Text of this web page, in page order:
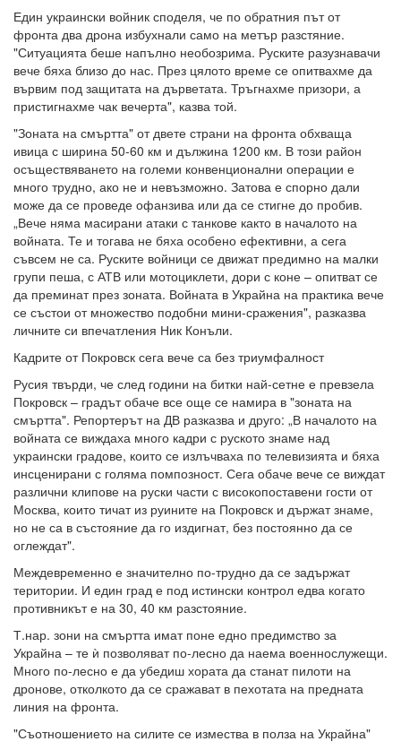
Един украински войник споделя, че по обратния път от
фронта два дрона избухнали само на метър разстяние.
"Ситуацията беше напълно необозрима. Руските разузнавачи
вече бяха близо до нас. През цялото време се опитвахме да
вървим под защитата на дърветата. Тръгнахме призори, а
пристигнахме чак вечерта", казва той.
"Зоната на смъртта" от двете страни на фронта обхваща
ивица с ширина 50-60 км и дължина 1200 км. В този район
осъществяването на големи конвенционални операции е
много трудно, ако не и невъзможно. Затова е спорно дали
може да се проведе офанзива или да се стигне до пробив.
„Вече няма масирани атаки с танкове както в началото на
войната. Те и тогава не бяха особено ефективни, а сега
съвсем не са. Руските войници се движат предимно на малки
групи пеша, с АТВ или мотоциклети, дори с коне – опитват се
да преминат през зоната. Войната в Украйна на практика вече
се състои от множество подобни мини-сражения", разказва
личните си впечатления Ник Конъли.
Кадрите от Покровск сега вече са без триумфалност
Русия твърди, че след години на битки най-сетне е превзела
Покровск – градът обаче все още се намира в "зоната на
смъртта". Репортерът на ДВ разказва и друго: „В началото на
войната се виждаха много кадри с руското знаме над
украински градове, които се излъчваха по телевизията и бяха
инсценирани с голяма помпозност. Сега обаче вече се виждат
различни клипове на руски части с високопоставени гости от
Москва, които тичат из руините на Покровск и държат знаме,
но не са в състояние да го издигнат, без постоянно да се
оглеждат".
Междевременно е значително по-трудно да се задържат
територии. И един град е под истински контрол едва когато
противникът е на 30, 40 км разстояние.
Т.нар. зони на смъртта имат поне едно предимство за
Украйна – те ѝ позволяват по-лесно да наема военнослужещи.
Много по-лесно е да убедиш хората да станат пилоти на
дронове, отколкото да се сражават в пехотата на предната
линия на фронта.
"Съотношението на силите се измества в полза на Украйна"